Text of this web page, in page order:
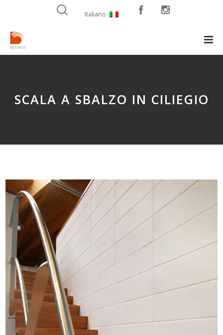
Italiano
SCALA A SBALZO IN CILIEGIO